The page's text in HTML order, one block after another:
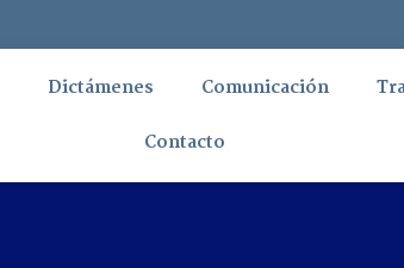
Dictámenes Comunicación
Contacto